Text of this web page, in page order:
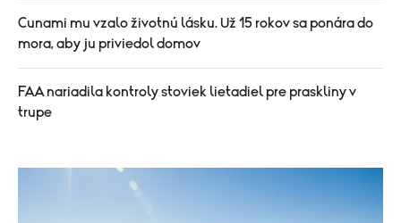
Cunami mu vzalo životnú lásku. Už 15 rokov sa ponára do
mora, aby ju priviedol domov
FAA nariadila kontroly stoviek lietadiel pre praskliny v
trupe